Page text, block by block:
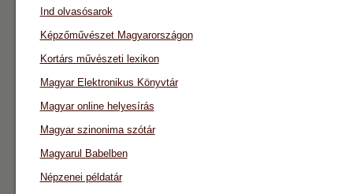
Ind olvasósarok
Képzőművészet Magyarországon
Kortárs művészeti lexikon
Magyar Elektronikus Könyvtár
Magyar online helyesírás
Magyar szinonima szótár
Magyarul Babelben
Népzenei példatár